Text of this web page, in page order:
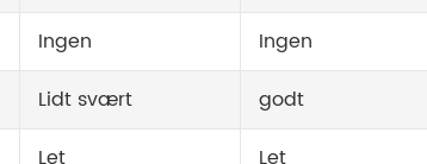
Ingen
Ingen
Lidt svært
godt
Let Let